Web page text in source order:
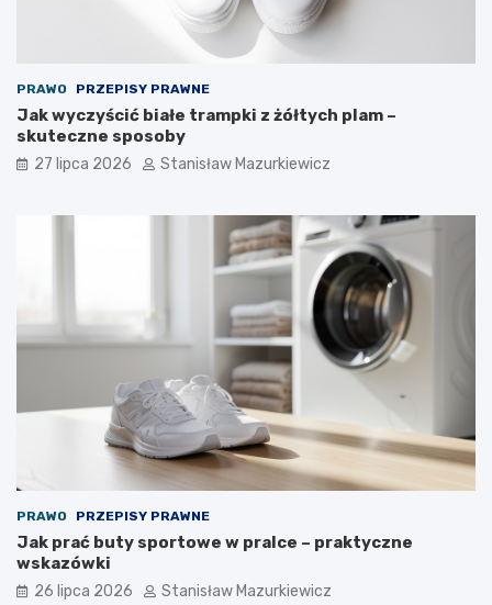
PRAWO PRZEPISY PRAWNE
Jak wyczyścić białe trampki z żółtych plam –
skuteczne sposoby
27 lipca 2026 Stanisław Mazurkiewicz
PRAWO PRZEPISY PRAWNE
Jak prać buty sportowe w pralce – praktyczne
wskazówki
26 lipca 2026 Stanisław Mazurkiewicz